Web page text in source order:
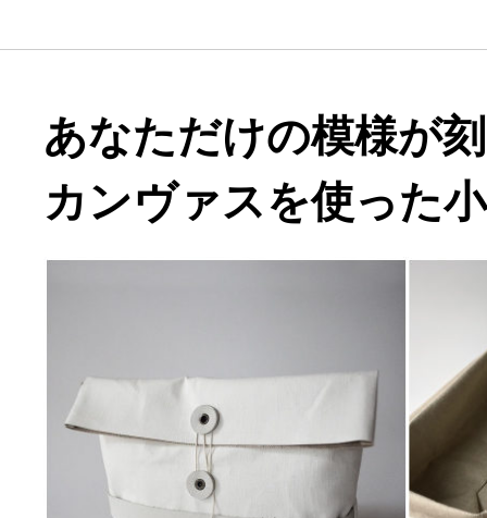
あなただけの模様が
カンヴァスを使った